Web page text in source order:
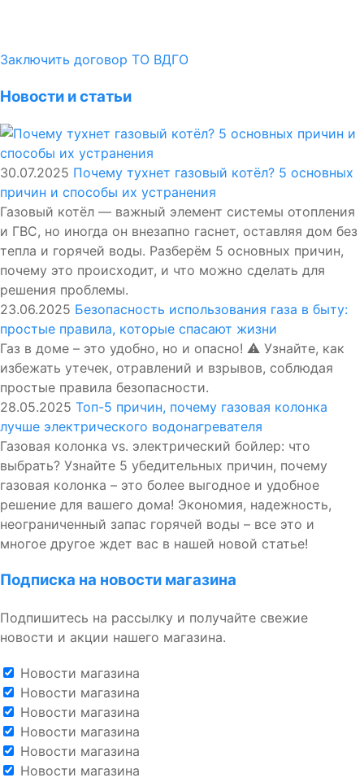
Заключить договор ТО ВДГО
Новости и статьи
30.07.2025 Почему тухнет газовый котёл? 5 основных
причин и способы их устранения
Газовый котёл — важный элемент системы отопления
и ГВС, но иногда он внезапно гаснет, оставляя дом без
тепла и горячей воды. Разберём 5 основных причин,
почему это происходит, и что можно сделать для
решения проблемы.
23.06.2025 Безопасность использования газа в быту:
простые правила, которые спасают жизни
Газ в доме – это удобно, но и опасно! ⚠️ Узнайте, как
избежать утечек, отравлений и взрывов, соблюдая
простые правила безопасности.
28.05.2025 Топ-5 причин, почему газовая колонка
лучше электрического водонагревателя
Газовая колонка vs. электрический бойлер: что
выбрать? Узнайте 5 убедительных причин, почему
газовая колонка – это более выгодное и удобное
решение для вашего дома! Экономия, надежность,
неограниченный запас горячей воды – все это и
многое другое ждет вас в нашей новой статье!
Подписка на новости магазина
Подпишитесь на рассылку и получайте свежие
новости и акции нашего магазина.
Новости магазина
Новости магазина
Новости магазина
Новости магазина
Новости магазина
Новости магазина